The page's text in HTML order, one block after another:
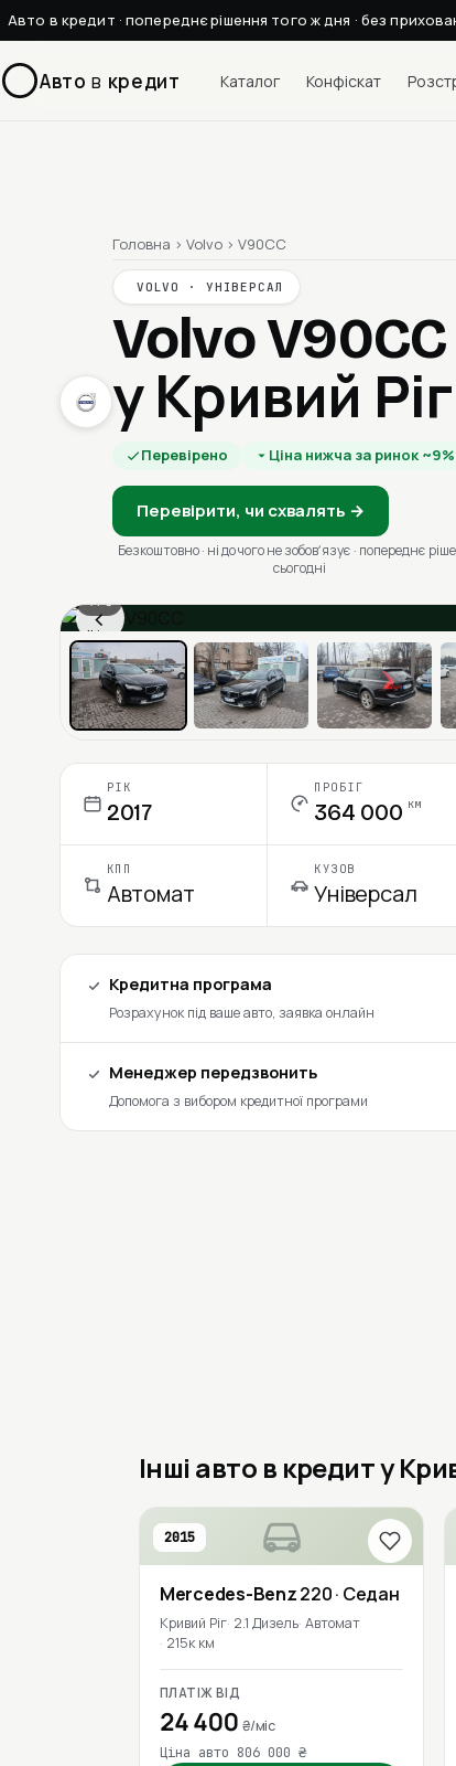
Авто в кредит · попереднє рішення того ж дня · без
Авто в кредит Каталог Конфіскат
Головна › Volvo › V90CC
VOLVO · УНІВЕРСАЛ
Volvo V90CC
у Кривий Ріг
Перевірено Ціна нижча за ринок ~9%
Перевірити, чи схвалять →
Безкоштовно · ні до чого не зобовʼязує · попереднє
сьогодні
‹
1 / 6
Ціна в місяць
РІК
2017
ПРОБІГ
364 000 км
КПП
Автомат
КУЗОВ
Універсал
Кредитна програма
Розрахунок під ваше авто, заявка онлайн
Менеджер передзвонить
Допомога з вибором кредитної програми
Інші авто в кредит у
2015
Mercedes-Benz220· Седан
Кривий Ріг 2.1 Дизель Автомат
215к км
ПЛАТІЖ ВІД
24 400 ₴/міс
Ціна авто 806 000 ₴